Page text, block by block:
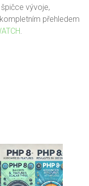
vývoje,
přehledem
.